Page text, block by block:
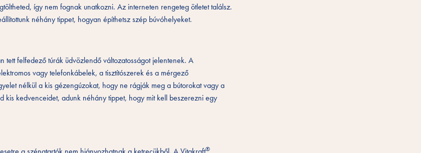
így nem fognak unatkozni. Az interneten rengeteg ötletet találsz.
néhány tippet, hogyan építhetsz szép búvóhelyeket.
felfedező túrák üdvözlendő változatosságot jelentenek. A
vagy telefonkábelek, a tisztítószerek és a mérgező
nélkül a kis gézengúzokat, hogy ne rágják meg a bútorokat vagy a
kedvenceidet, adunk néhány tippet, hogy mit kell beszerezni egy
®